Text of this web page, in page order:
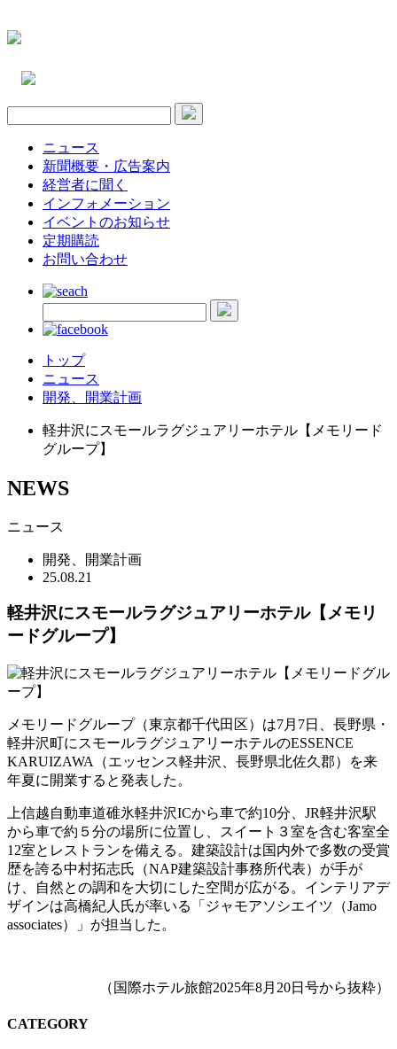
ニュース
新聞概要・広告案内
経営者に聞く
インフォメーション
イベントのお知らせ
定期購読
お問い合わせ
トップ
ニュース
開発、開業計画
軽井沢にスモールラグジュアリーホテル【メモリード
グループ】
NEWS
ニュース
開発、開業計画
25.08.21
軽井沢にスモールラグジュアリーホテル【メモリ
ードグループ】
メモリードグループ（東京都千代田区）は7月7日、長野県・
軽井沢町にスモールラグジュアリーホテルのESSENCE
KARUIZAWA（エッセンス軽井沢、長野県北佐久郡）を来
年夏に開業すると発表した。
上信越自動車道碓氷軽井沢ICから車で約10分、JR軽井沢駅
から車で約５分の場所に位置し、スイート３室を含む客室全
12室とレストランを備える。建築設計は国内外で多数の受賞
歴を誇る中村拓志氏（NAP建築設計事務所代表）が手が
け、自然との調和を大切にした空間が広がる。インテリアデ
ザインは高橋紀人氏が率いる「ジャモアソシエイツ（Jamo
associates）」が担当した。
（国際ホテル旅館2025年8月20日号から抜粋）
CATEGORY